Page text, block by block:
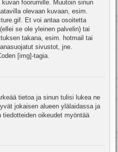
foorumille. Muutoin sinun
olevaan kuvaan, esim.
Et voi antaa osoitetta
se ole yleinen palvelin) tai
takana, esim. hotmail tai
sivustot, jne.
[img]-tagia.
tietoa ja sinun tulisi lukea ne
jokaisen alueen ylälaidassa ja
oikeudet myöntää